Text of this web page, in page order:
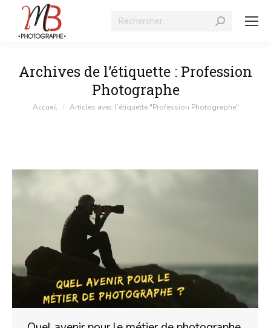
Recherche
Archives de l’étiquette : Profession
Photographe
Vous êtes ici :
Accueil Articles avec l’étiquette "Profession Photographe"